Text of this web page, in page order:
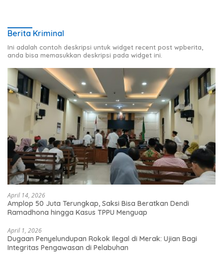
Berita Kriminal
Ini adalah contoh deskripsi untuk widget recent post wpberita,
anda bisa memasukkan deskripsi pada widget ini.
April 14, 2026
Amplop 50 Juta Terungkap, Saksi Bisa Beratkan Dendi
Ramadhona hingga Kasus TPPU Menguap
April 1, 2026
Dugaan Penyelundupan Rokok Ilegal di Merak: Ujian Bagi
Integritas Pengawasan di Pelabuhan